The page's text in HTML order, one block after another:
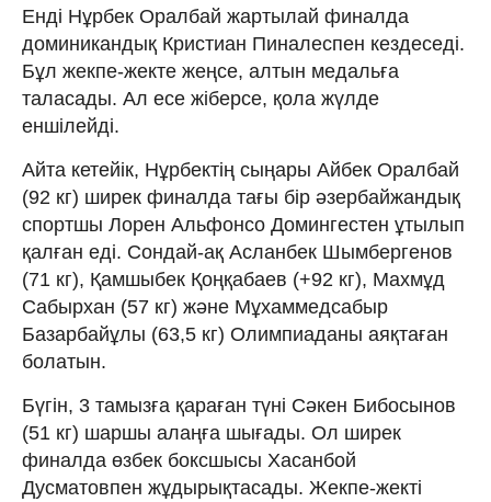
Енді Нұрбек Оралбай жартылай финалда
доминикандық Кристиан Пиналеспен кездеседі.
Бұл жекпе-жекте жеңсе, алтын медальға
таласады. Ал есе жіберсе, қола жүлде
еншілейді.
Айта кетейік, Нұрбектің сыңары Айбек Оралбай
(92 кг) ширек финалда тағы бір әзербайжандық
спортшы Лорен Альфонсо Домингестен ұтылып
қалған еді. Сондай-ақ Асланбек Шымбергенов
(71 кг), Қамшыбек Қоңқабаев (+92 кг), Махмұд
Сабырхан (57 кг) және Мұхаммедсабыр
Базарбайұлы (63,5 кг) Олимпиаданы аяқтаған
болатын.
Бүгін, 3 тамызға қараған түні Сәкен Бибосынов
(51 кг) шаршы алаңға шығады. Ол ширек
финалда өзбек боксшысы Хасанбой
Дусматовпен жұдырықтасады. Жекпе-жекті